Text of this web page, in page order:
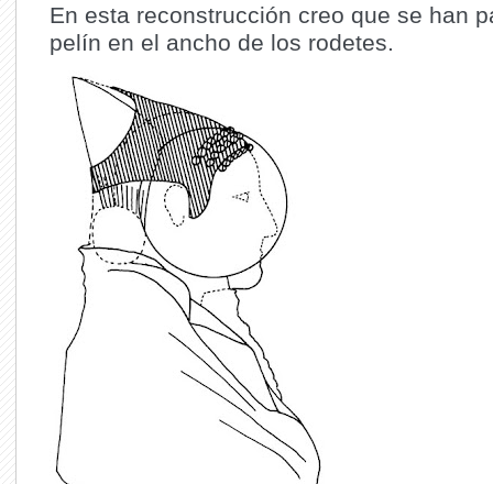
En esta reconstrucción creo que se han
pelín en el ancho de los rodetes.